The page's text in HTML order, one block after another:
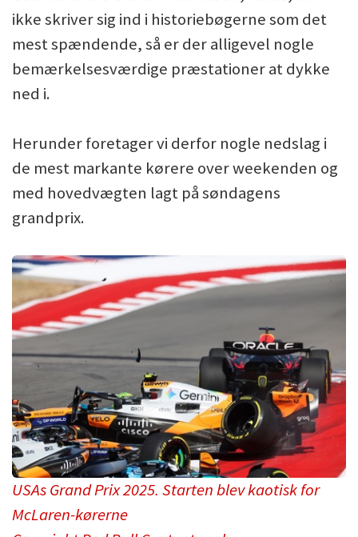
ikke skriver sig ind i historiebøgerne som det
mest spændende, så er der alligevel nogle
bemærkelsesværdige præstationer at dykke
ned i.
Herunder foretager vi derfor nogle nedslag i
de mest markante kørere over weekenden og
med hovedvægten lagt på søndagens
grandprix.
USAs Grand Prix 2025. Starten blev kaotisk for
McLaren-kørerne